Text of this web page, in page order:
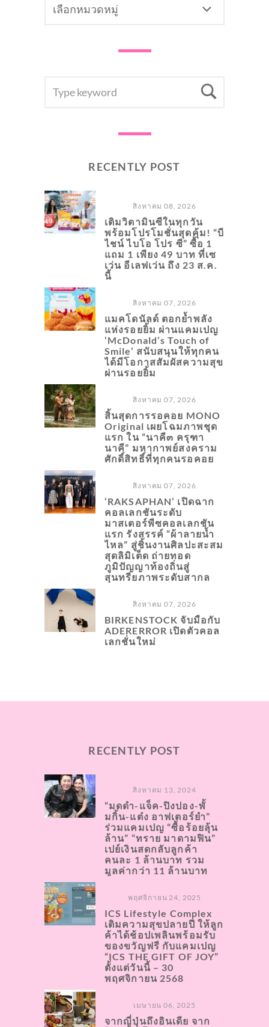
FOR:
RECENTLY POST
สิงหาคม 08, 2026
เติมวิตามินซีในทุกวัน
พร้อมโปรโมชั่นสุดคุ้ม! “บี
ไชน์ ไบโอ โปร ซี” ซื้อ 1
แถม 1 เพียง 49 บาท ที่เซ
เว่น อีเลฟเว่น ถึง 23 ส.ค.
นี้
สิงหาคม 07, 2026
แมคโดนัลด์ ตอกย้ำพลัง
แห่งรอยยิ้ม ผ่านแคมเปญ
‘McDonald’s Touch of
Smile’ สนับสนุนให้ทุกคน
ได้มีโอกาสสัมผัสความสุข
ผ่านรอยยิ้ม
สิงหาคม 07, 2026
สิ้นสุดการรอคอย MONO
Original เผยโฉมภาพชุด
แรก ใน “นาคี๓ ครุฑา
นาคี” มหากาพย์สงคราม
ศักดิ์สิทธิ์ที่ทุกคนรอคอย
สิงหาคม 07, 2026
‘RAKSAPHAN’ เปิดฉาก
คอลเลกชันระดับ
มาสเตอร์พีซคอลเลกชัน
แรก รังสรรค์ “ผ้าลายน้ำ
ไหล” สู่ชิ้นงานศิลปะสะสม
สุดลิมิเต็ด ถ่ายทอด
ภูมิปัญญาท้องถิ่นสู่
สุนทรียภาพระดับสากล
สิงหาคม 07, 2026
BIRKENSTOCK จับมือกับ
ADERERROR เปิดตัวคอล
เลกชั่นใหม่
RECENTLY POST
สิงหาคม 13, 2024
“มดดำ-แจ็ค-ปิงปอง-พั้
มกิ้น-แต๋ง อาฟเตอร์ยำ”
ร่วมแคมเปญ “ซื้อร้อยลุ้น
ล้าน” “ทราย มาดามฟิน”
เปย์เงินสดกลับลูกค้า
คนละ 1 ล้านบาท รวม
มูลค่ากว่า 11 ล้านบาท
พฤศจิกายน 24, 2025
ICS Lifestyle Complex
เติมความสุขปลายปี ให้ลูก
ค้าได้ช้อปเพลินพร้อมรับ
ของขวัญฟรี กับแคมเปญ
“ICS THE GIFT OF JOY”
ตั้งแต่วันนี้ – 30
พฤศจิกายน 2568
เมษายน 06, 2025
จากญี่ปุ่นถึงอินเดีย จาก